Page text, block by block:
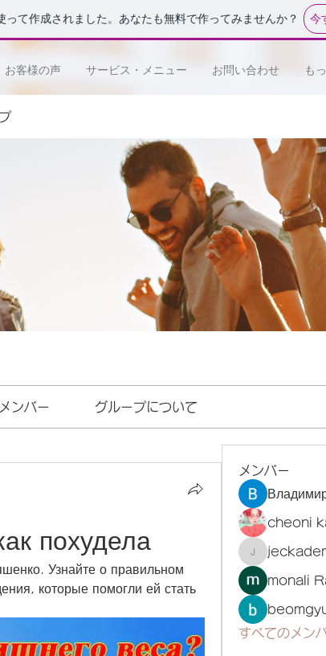
って作成されました。あなたも無料で作ってみませんか？ 今
お客様の声 サービス・メニュー お問い合わせ も
メンバー グループについて
похудела
Узнайте о правильном
которые помогли ей стать
メンバー
cheoni
jeckadem
monali
すべてのメン